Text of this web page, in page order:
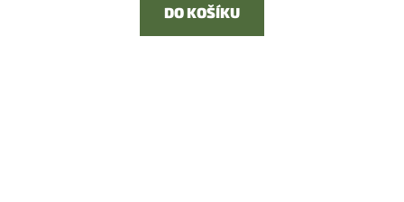
DO KOŠÍKU